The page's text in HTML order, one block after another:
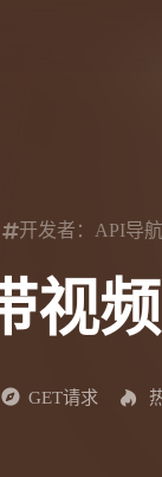
开发者：API导
视频
GET请求